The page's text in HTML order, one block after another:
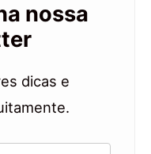
nossa
dicas e